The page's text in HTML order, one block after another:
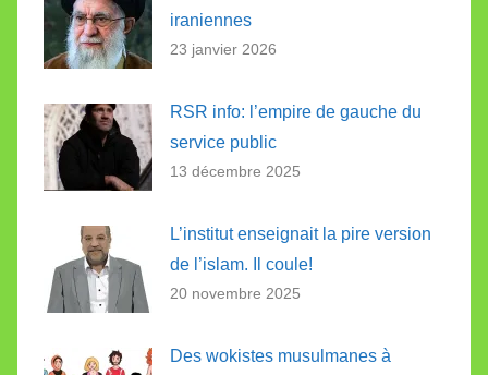
iraniennes
23 janvier 2026
RSR info: l’empire de gauche du
service public
13 décembre 2025
L’institut enseignait la pire version
de l’islam. Il coule!
20 novembre 2025
Des wokistes musulmanes à